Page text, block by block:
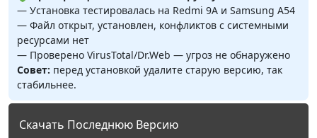
— Установка тестировалась на Redmi 9A и Samsung A54
— Файл открыт, установлен, конфликтов с системными
ресурсами нет
— Проверено VirusTotal/Dr.Web — угроз не обнаружено
Совет: перед установкой удалите старую версию, так
стабильнее.
Скачать Последнюю Версию